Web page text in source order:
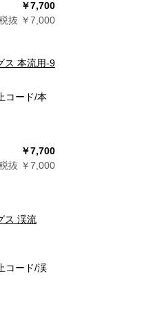
￥7,700
抜 ￥7,000
ス 本流用-9
コード/本
￥7,700
抜 ￥7,000
ス 渓流
コード/渓